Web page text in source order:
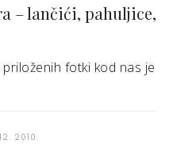
– lančići, pahuljice,
fotki kod nas je
2010.